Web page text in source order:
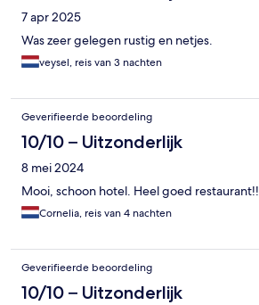
7 apr 2025
Was zeer gelegen rustig en netjes.
veysel, reis van 3 nachten
Geverifieerde beoordeling
10/10 – Uitzonderlijk
8 mei 2024
Mooi, schoon hotel. Heel goed restaurant!!
Cornelia, reis van 4 nachten
Geverifieerde beoordeling
10/10 – Uitzonderlijk